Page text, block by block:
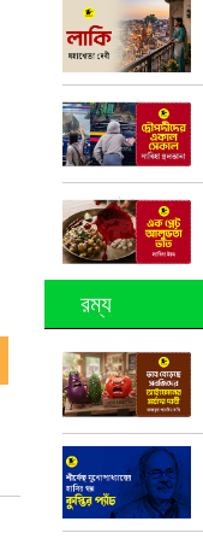
রম্য